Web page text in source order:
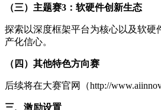
（三）主题赛3：软硬件创新生态
探索以深度框架平台为核心以及软
产化信心。
（四）其他特色方向赛
后续将在大赛官网（http://
三、激励设置